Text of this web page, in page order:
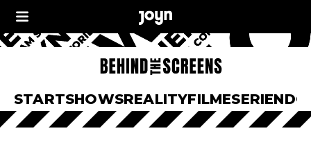
STARTSHOWSREALITYFILMESERIEN